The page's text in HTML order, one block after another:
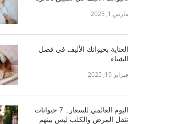
مارس 1, 2025
العناية بحيوانك الأليف في فصل
الشتاء
فبراير 19, 2025
اليوم العالمي للسعار.. 7 حيوانات
تنقل المرض والكلب ليس بينهم